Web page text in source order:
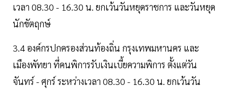
เวลา 08.30 - 16.30 น. ยกเว้นวันหยุดราชการ และวันหยุด
นักขัตฤกษ์
3.4 องค์กรปกครองส่วนท้องถิ่น กรุงเทพมหานคร และ
เมืองพัทยา ที่คนพิการรับเงินเบี้ยความพิการ ตั้งแต่วัน
จันทร์ - ศุกร์ ระหว่างเวลา 08.30 - 16.30 น. ยกเว้นวัน